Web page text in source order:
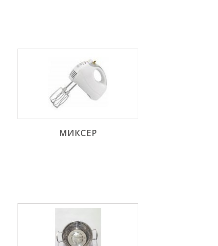
МИКСЕР